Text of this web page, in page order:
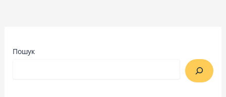
Пошук